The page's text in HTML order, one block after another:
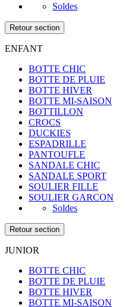
Soldes
Retour section
ENFANT
BOTTE CHIC
BOTTE DE PLUIE
BOTTE HIVER
BOTTE MI-SAISON
BOTTILLON
CROCS
DUCKIES
ESPADRILLE
PANTOUFLE
SANDALE CHIC
SANDALE SPORT
SOULIER FILLE
SOULIER GARCON
Soldes
Retour section
JUNIOR
BOTTE CHIC
BOTTE DE PLUIE
BOTTE HIVER
BOTTE MI-SAISON